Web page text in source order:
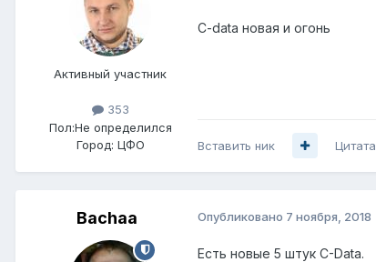
Активный участник
353
Пол:Не определился
Город: ЦФО
C-data новая и огонь
Вставить ник Цитата
Bachaa Опубликовано 7 ноября, 2018
Есть новые 5 штук C-Data.